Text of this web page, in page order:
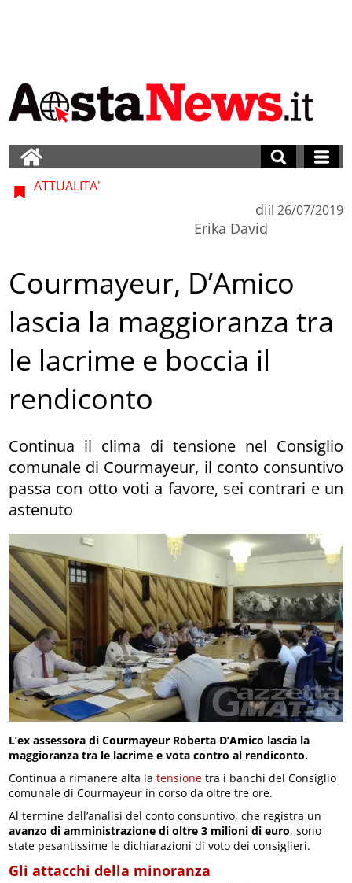
ATTUALITA'
di
Erika David
il 26/07/2019
Courmayeur, D’Amico
lascia la maggioranza tra
le lacrime e boccia il
rendiconto
Continua il clima di tensione nel Consiglio
comunale di Courmayeur, il conto consuntivo
passa con otto voti a favore, sei contrari e un
astenuto
L’ex assessora di Courmayeur Roberta D’Amico lascia la
maggioranza tra le lacrime e vota contro al rendiconto.
Continua a rimanere alta latensione tra i banchi del Consiglio
comunale di Courmayeur in corso da oltre tre ore.
Al termine dell’analisi del conto consuntivo, che registra un
avanzo di amministrazione di oltre 3 milioni di euro, sono
state pesantissime le dichiarazioni di voto dei consiglieri.
Gli attacchi della minoranza